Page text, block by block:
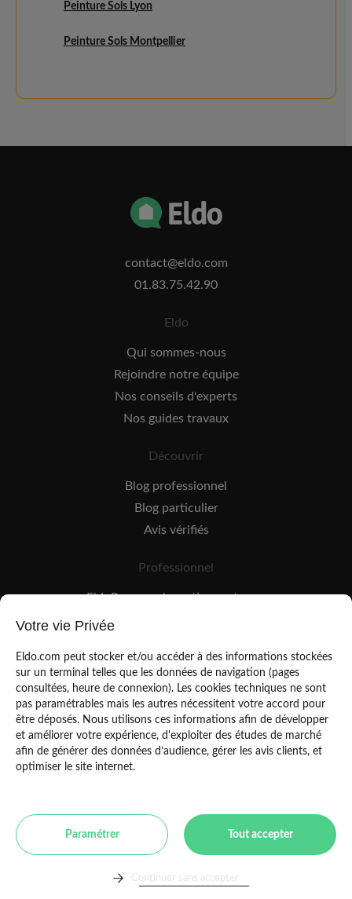
Peinture Sols Lyon
Peinture Sols Montpellier
contact@eldo.com
01.83.75.42.90
Eldo
Qui sommes-nous
Rejoindre notre équipe
Nos conseils d'experts
Nos guides travaux
Découvrir
Blog professionnel
Blog particulier
Avis vérifiés
Professionnel
EldoPro pour les artisans et pros
EldoNetwork pour les réseaux, marques et industriels
Mentions légales
Toulouse Paris Bordeaux Marseille
Lyon
Montpellier
Lille
Votre vie Privée
Eldo.com peut stocker et/ou accéder à des informations stockées
sur un terminal telles que les données de navigation (pages
consultées, heure de connexion). Les cookies techniques ne sont
pas paramétrables mais les autres nécessitent votre accord pour
être déposés. Nous utilisons ces informations afin de développer
et améliorer votre expérience, d'exploiter des études de marché
afin de générer des données d’audience, gérer les avis clients, et
optimiser le site internet.
Continuer sans accepter
Paramétrer Tout accepter